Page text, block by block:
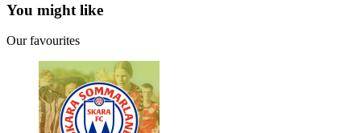
You might like
Our favourites